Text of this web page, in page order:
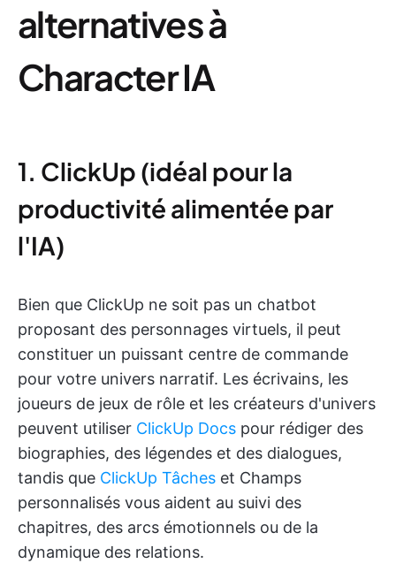
alternatives à
Character IA
1. ClickUp (idéal pour la
productivité alimentée par
l'IA)
Bien que ClickUp ne soit pas un chatbot
proposant des personnages virtuels, il peut
constituer un puissant centre de commande
pour votre univers narratif. Les écrivains, les
joueurs de jeux de rôle et les créateurs d'univers
peuvent utiliser ClickUp Docs pour rédiger des
biographies, des légendes et des dialogues,
tandis que ClickUp Tâches et Champs
personnalisés vous aident au suivi des
chapitres, des arcs émotionnels ou de la
dynamique des relations.